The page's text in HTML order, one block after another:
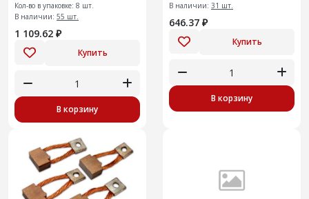
Кол-во в упаковке: 8 шт.
В наличии: 55 шт.
1 109.62 ₽
Купить
В корзину
В наличии: 31 шт.
646.37 ₽
Купить
В корзину